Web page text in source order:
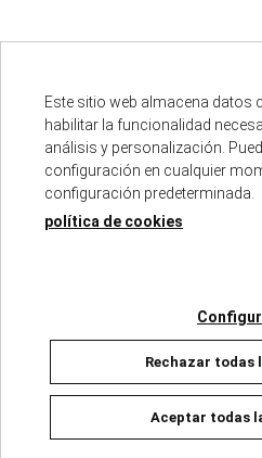
Descripción
ISBN : 979-13-87924-62-1
K-POP DEMON
Vuelve al electrizante
Este sitio web almacena datos
habilitar la funcionalidad
análisis y personalización.
configuración en cualquier
configuración predeterminada.
política de cookies
Rechazar todas
Aceptar todas